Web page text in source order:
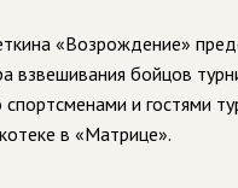
«Возрождение»
бойцов
и гостями
в «Матрице».